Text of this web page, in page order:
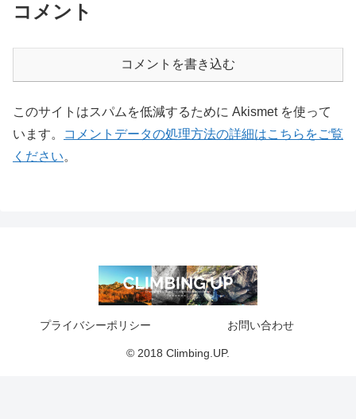
コメント
コメントを書き込む
このサイトはスパムを低減するために Akismet を使って
います。
コメントデータの処理方法の詳細はこちらをご覧
ください。
プライバシーポリシー お問い合わせ
© 2018 Climbing.UP.